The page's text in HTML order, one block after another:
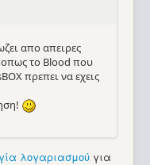
απο απειρες
οπως το Blood που
πρεπει να εχεις
λογαριασμού για